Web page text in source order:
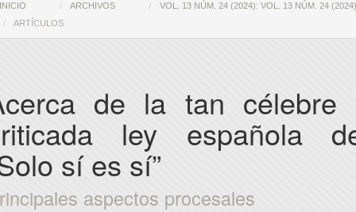
INICIO ARCHIVOS
VOL. 13 NÚM. 24 (2024): VOL. 13 NÚM. 24 (2024)
ARTÍCULOS
de la tan célebre
ley española
sí es sí”
aspectos procesales